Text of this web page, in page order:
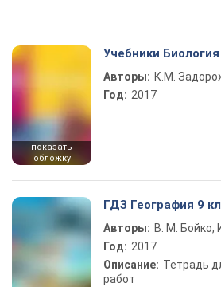
показать
обложку
Учебники
Авторы: К.М.
Год: 2017
ГДЗ География 9
Авторы: В. М. Бойко,
Год: 2017
Описание: Тетрадь
работ